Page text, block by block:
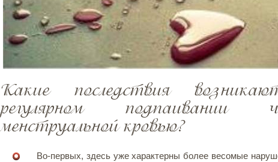
Какие последствия
регулярном подпаивании
менструальной кровью?
Во-первых, здесь уже характерны более весомые